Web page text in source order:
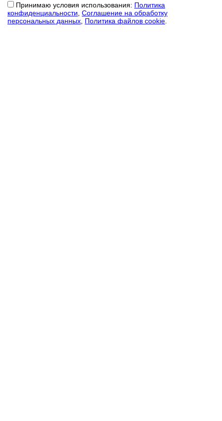
Принимаю условия использования: Политика
конфиденциальности Соглашение на обработку
персональных данных Политика файлов cookie